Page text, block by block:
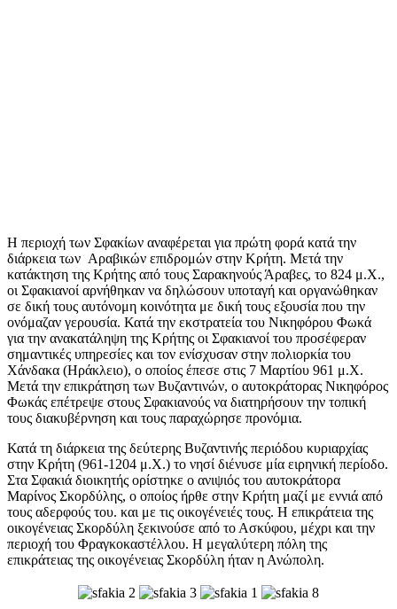
Η περιοχή των Σφακίων αναφέρεται για πρώτη φορά κατά την
διάρκεια των Αραβικών επιδρομών στην Κρήτη. Μετά την
κατάκτηση της Κρήτης από τους Σαρακηνούς Άραβες, το 824 μ.Χ.,
οι Σφακιανοί αρνήθηκαν να δηλώσουν υποταγή και οργανώθηκαν
σε δική τους αυτόνομη κοινότητα με δική τους εξουσία που την
ονόμαζαν γερουσία. Κατά την εκστρατεία του Νικηφόρου Φωκά
για την ανακατάληψη της Κρήτης οι Σφακιανοί του προσέφεραν
σημαντικές υπηρεσίες και τον ενίσχυσαν στην πολιορκία του
Χάνδακα (Ηράκλειο), ο οποίος έπεσε στις 7 Μαρτίου 961 μ.Χ.
Μετά την επικράτηση των Βυζαντινών, ο αυτοκράτορας Νικηφόρος
Φωκάς επέτρεψε στους Σφακιανούς να διατηρήσουν την τοπική
τους διακυβέρνηση και τους παραχώρησε προνόμια.
Κατά τη διάρκεια της δεύτερης Βυζαντινής περιόδου κυριαρχίας
στην Κρήτη (961-1204 μ.Χ.) το νησί διένυσε μία ειρηνική περίοδο.
Στα Σφακιά διοικητής ορίστηκε ο ανιψιός του αυτοκράτορα
Μαρίνος Σκορδύλης, ο οποίος ήρθε στην Κρήτη μαζί με εννιά από
τους αδερφούς του. και με τις οικογένειές τους. Η επικράτεια της
οικογένειας Σκορδύλη ξεκινούσε από το Ασκύφου, μέχρι και την
περιοχή του Φραγκοκαστέλλου. Η μεγαλύτερη πόλη της
επικράτειας της οικογένειας Σκορδύλη ήταν η Ανώπολη.